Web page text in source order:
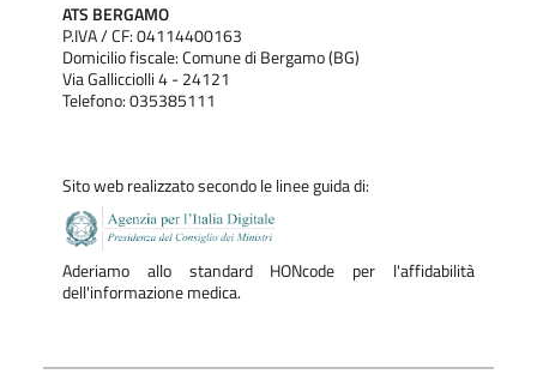
ATS BERGAMO
P.IVA / CF: 04114400163
Domicilio fiscale: Comune di Bergamo (BG)
Via Gallicciolli 4 - 24121
Telefono: 035385111
Sito web realizzato secondo le linee guida di:
Aderiamo allo standard HONcode per l'affidabilità
dell'informazione medica.